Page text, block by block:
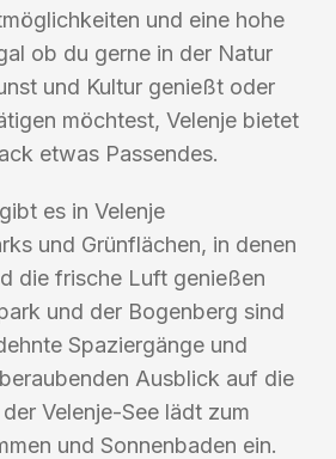
und eine hohe
ob du gerne in der Natur
und Kultur genießt oder
möchtest, Velenje bietet
etwas Passendes.
es in Velenje
und Grünflächen, in denen
die frische Luft genießen
und der Bogenberg sind
Spaziergänge und
Ausblick auf die
Velenje-See lädt zum
und Sonnenbaden ein.